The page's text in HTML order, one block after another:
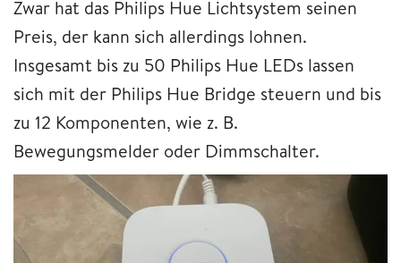
Zwar hat das Philips Hue Lichtsystem seinen
Preis, der kann sich allerdings lohnen.
Insgesamt bis zu 50 Philips Hue LEDs lassen
sich mit der Philips Hue Bridge steuern und bis
zu 12 Komponenten, wie z. B.
Bewegungsmelder oder Dimmschalter.